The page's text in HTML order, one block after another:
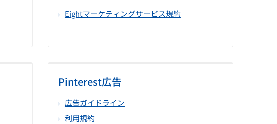
Eightマーケティングサービス規約
Pinterest広告
広告ガイドライン
利用規約